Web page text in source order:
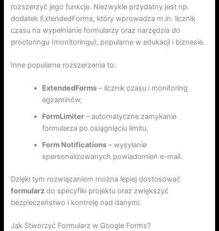
rozszerzyć jego funkcje. Niezwykle przydatny jest np.
dodatek ExtendedForms, który wprowadza m.in. licznik
czasu na wypełnianie formularzy oraz narzędzia do
proctoringu (monitoringu), popularne w edukacji i biznesie.
Inne popularne rozszerzenia to:
ExtendedForms – licznik czasu i monitoring
egzaminów,
FormLimiter – automatyczne zamykanie
formularza po osiągnięciu limitu,
Form Notifications – wysyłanie
spersonalizowanych powiadomień e-mail.
Dzięki tym rozwiązaniom można lepiej dostosować
formularz do specyfiki projektu oraz zwiększyć
bezpieczeństwo i kontrolę nad danymi.
Jak Stworzyć Formularz w Google Forms?